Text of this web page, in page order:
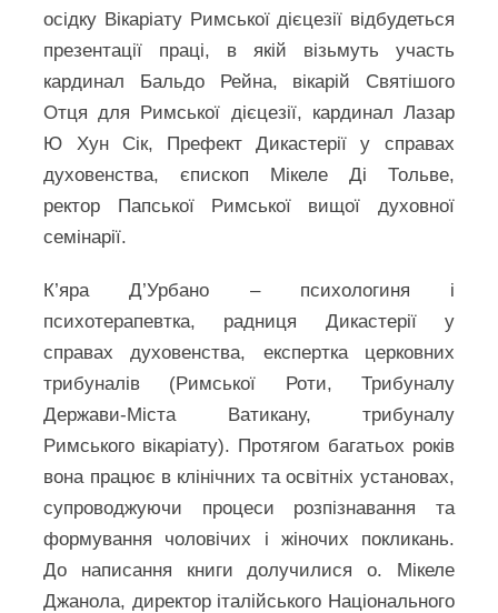
осідку Вікаріату Римської дієцезії відбудеться
презентації праці, в якій візьмуть участь
кардинал Бальдо Рейна, вікарій Святішого
Отця для Римської дієцезії, кардинал Лазар
Ю Хун Сік, Префект Дикастерії у справах
духовенства, єпископ Мікеле Ді Тольве,
ректор Папської Римської вищої духовної
семінарії.
К’яра Д’Урбано – психологиня і
психотерапевтка, радниця Дикастерії у
справах духовенства, експертка церковних
трибуналів (Римської Роти, Трибуналу
Держави-Міста Ватикану, трибуналу
Римського вікаріату). Протягом багатьох років
вона працює в клінічних та освітніх установах,
супроводжуючи процеси розпізнавання та
формування чоловічих і жіночих покликань.
До написання книги долучилися о. Мікеле
Джанола, директор італійського Національного